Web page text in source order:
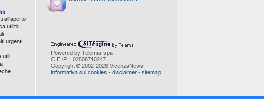
all'aperto
utilità
urgenti
utili
Powered by Telemar spa
C.F./P.I. 02508710247
Copyright © 2002-2026 VicenzaNews
informativa sui cookies - disclaimer - sitemap